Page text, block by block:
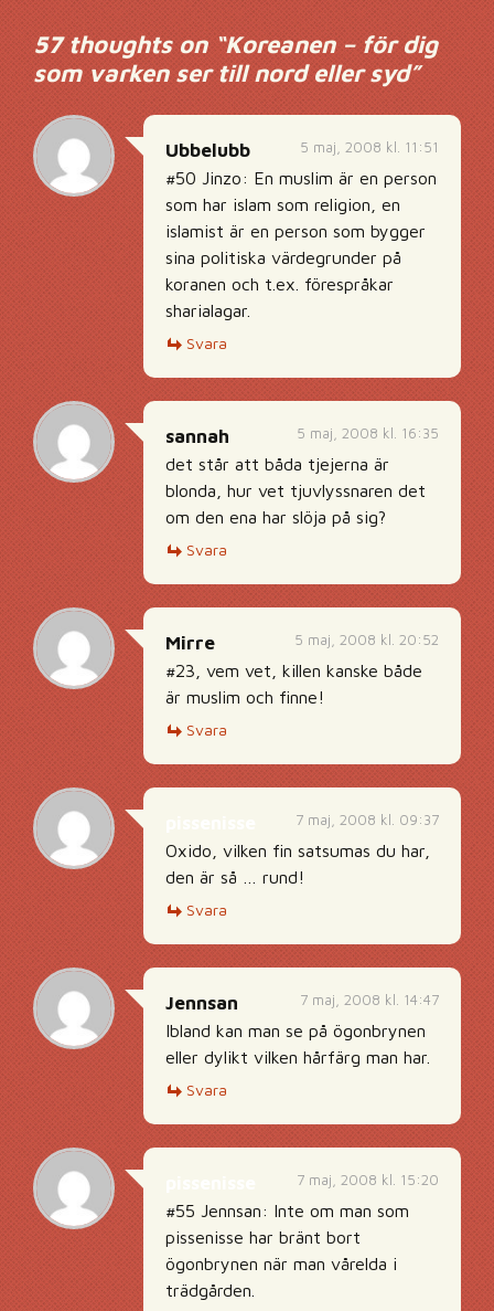
57 thoughts on “Koreanen – för dig
som varken ser till nord eller syd”
5 maj, 2008 kl. 11:51
Ubbelubb
#50 Jinzo: En muslim är en person
som har islam som religion, en
islamist är en person som bygger
sina politiska värdegrunder på
koranen och t.ex. förespråkar
sharialagar.
Svara
5 maj, 2008 kl. 16:35
sannah
det står att båda tjejerna är
blonda, hur vet tjuvlyssnaren det
om den ena har slöja på sig?
Svara
5 maj, 2008 kl. 20:52
Mirre
#23, vem vet, killen kanske både
är muslim och finne!
Svara
7 maj, 2008 kl. 09:37
Oxido, vilken fin satsumas du har,
den är så … rund!
Svara
7 maj, 2008 kl. 14:47
Jennsan
Ibland kan man se på ögonbrynen
eller dylikt vilken hårfärg man har.
Svara
7 maj, 2008 kl. 15:20
#55 Jennsan: Inte om man som
pissenisse har bränt bort
ögonbrynen när man vårelda i
trädgården.